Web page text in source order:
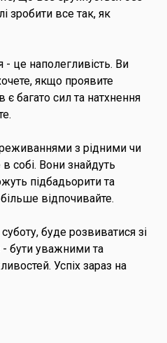
зробити все так, як
це наполегливість. Ви
якщо проявите
є багато сил та натхнення
з рідними чи
собі. Вони знайдуть
підбадьорити та
відпочивайте.
буде розвиватися зі
- бути уважними та
Успіх зараз на